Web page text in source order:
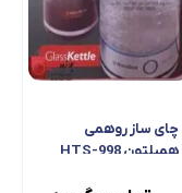
چای ساز روهمی
همیلتون HTS-998